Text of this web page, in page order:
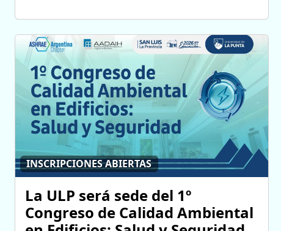
INSCRIPCIONES ABIERTAS
La ULP será sede del 1º
Congreso de Calidad Ambiental